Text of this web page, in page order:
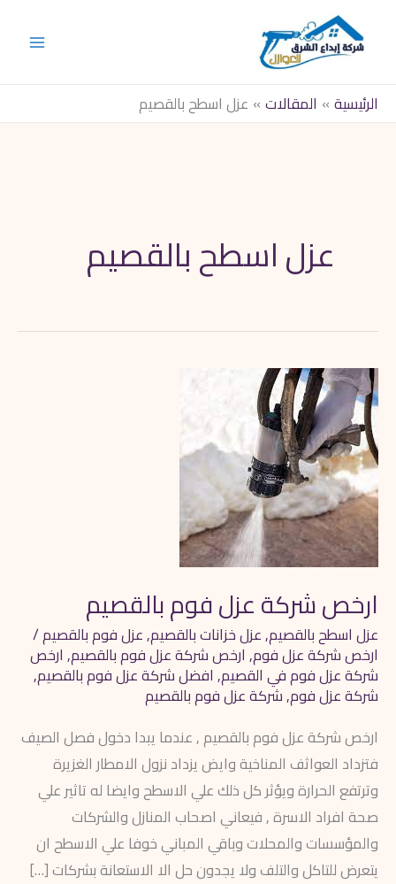
الرئيسية
المقالات عزل اسطح بالقصيم
عزل اسطح بالقصيم
ارخص شركة عزل فوم بالقصيم
عزل اسطح بالقصيم,عزل خزانات بالقصيم,عزل فوم بالقصيم/
ارخص شركة عزل فوم, ارخص شركة عزل فوم بالقصيم, ارخص
شركة عزل فوم في القصيم, افضل شركة عزل فوم بالقصيم,
شركة عزل فوم,شركة عزل فوم بالقصيم
ارخص شركة عزل فوم بالقصيم , عندما يبدا دخول فصل الصيف
فتزداد العواثف المناخية وايض يزداد نزول الامطار الغزيرة
وترتفع الحرارة ويؤثر كل ذلك علي الاسطح وايضا له تاثير علي
صحة افراد الاسرة , فيعاني اصحاب المنازل والشركات
والمؤسسات والمحلات وباقي المباني خوفا علي الاسطح ان
يتعرض للتاكل والتلف ولا يجدون حل الا الاستعانة بشركات […]
ارخص
شركة
عزل
فوم
بالقصيم